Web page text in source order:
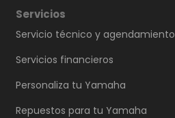
Servicios
Servicio técnico y agendamiento
Servicios financieros
Personaliza tu Yamaha
Repuestos para tu Yamaha